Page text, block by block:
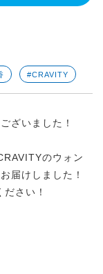
#CRAVITY
ざいました！
のウォン
届けしました！
さい！